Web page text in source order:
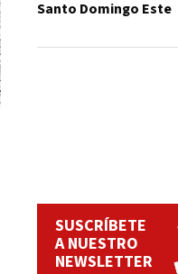
Santo Domingo Este
SUSCRÍBETE
A NUESTRO
NEWSLETTER